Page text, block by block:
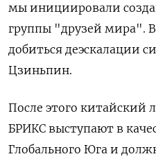
мы инициировали
группы "друзей мира".
добиться деэскалации
Цзиньпин.
После этого китайский
БРИКС выступают в
Глобального Юга и